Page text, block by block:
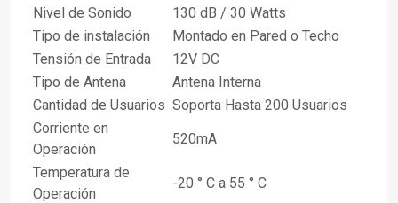
Nivel de Sonido
130 dB / 30 Watts
Tipo de instalación
Montado en Pared o Techo
Tensión de Entrada
12V DC
Tipo de Antena
Antena Interna
Cantidad de Usuarios Soporta Hasta 200 Usuarios
Corriente en
Operación
520mA
Temperatura de
Operación
-20 ° C a 55 ° C